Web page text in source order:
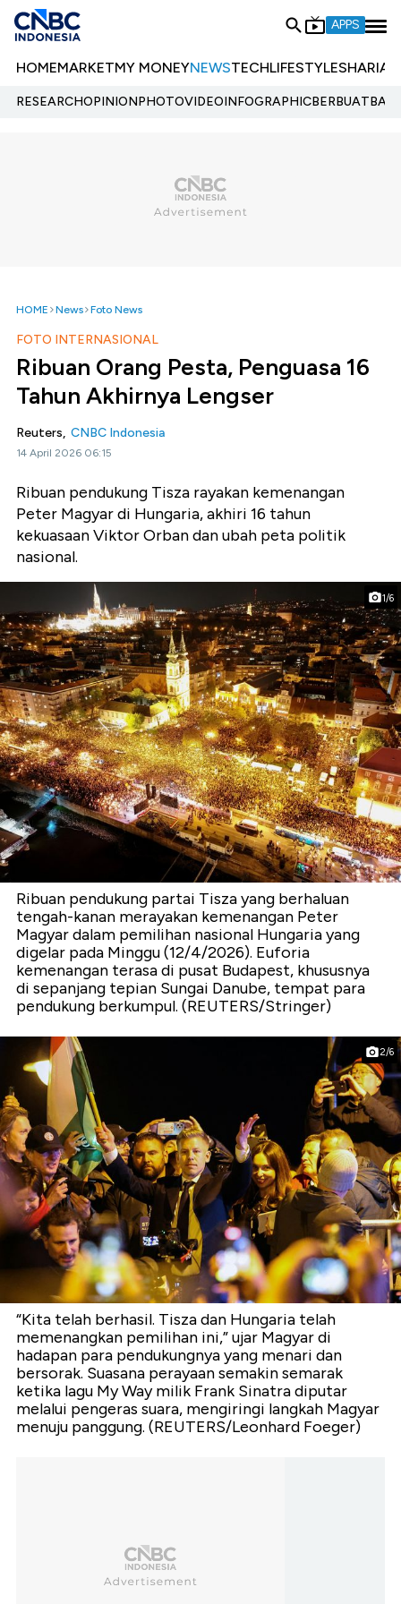
APPS
HOMEMARKETMY MONEYNEWSTECHLIFESTYLESHARIA
RESEARCHOPINIONPHOTOVIDEOINFOGRAPHIC
HOME News Foto News
FOTO INTERNASIONAL
Ribuan Orang Pesta, Penguasa 16
Tahun Akhirnya Lengser
Reuters, CNBC Indonesia
14 April 2026 06:15
Ribuan pendukung Tisza rayakan kemenangan
Peter Magyar di Hungaria, akhiri 16 tahun
kekuasaan Viktor Orban dan ubah peta politik
nasional.
1/6
Ribuan pendukung partai Tisza yang berhaluan
tengah-kanan merayakan kemenangan Peter
Magyar dalam pemilihan nasional Hungaria yang
digelar pada Minggu (12/4/2026). Euforia
kemenangan terasa di pusat Budapest, khususnya
di sepanjang tepian Sungai Danube, tempat para
pendukung berkumpul. (REUTERS/Stringer)
2/6
“Kita telah berhasil. Tisza dan Hungaria telah
memenangkan pemilihan ini,” ujar Magyar di
hadapan para pendukungnya yang menari dan
bersorak. Suasana perayaan semakin semarak
ketika lagu My Way milik Frank Sinatra diputar
melalui pengeras suara, mengiringi langkah Magyar
menuju panggung. (REUTERS/Leonhard Foeger)